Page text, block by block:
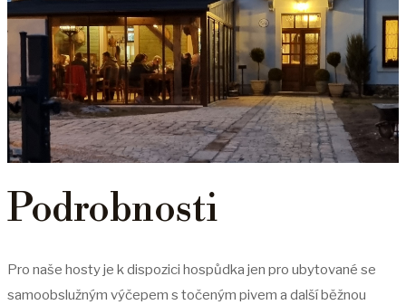
Podrobnosti
Pro naše hosty je k dispozici hospůdka jen pro ubytované se
samoobslužným výčepem s točeným pivem a další běžnou